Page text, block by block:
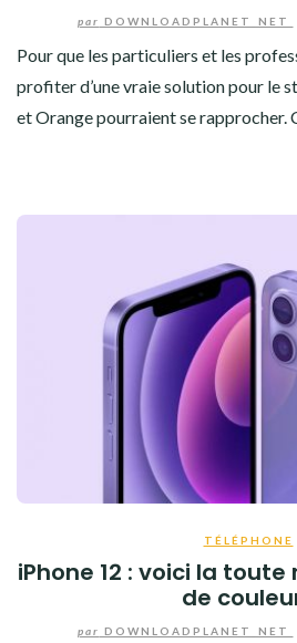
par DOWNLOADPLANET_NET
Pour que les particuliers et les
profiter d’une vraie solution pour le
et Orange pourraient se rapprocher.
TÉLÉPHONE
iPhone 12 : voici la
de
par DOWNLOADPLANET_NET